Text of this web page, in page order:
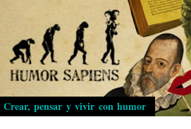
Pasar
al
principal
Crear, pensar y vivir con humor